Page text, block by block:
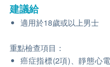
建議給
適用於18歲或以上男士
重點檢查項目：
癌症指標(2項)、靜態心